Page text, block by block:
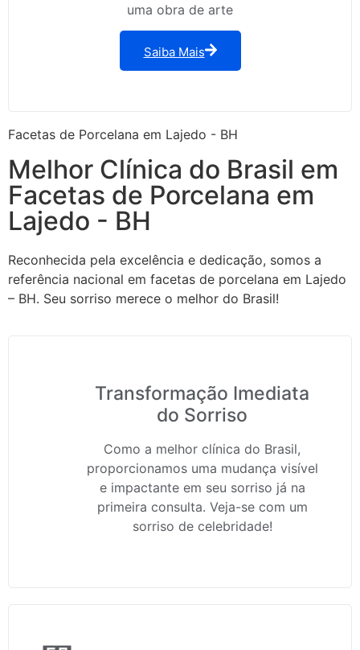
uma obra de arte
Saiba Mais
Facetas de Porcelana em Lajedo - BH
Melhor Clínica do Brasil em
Facetas de Porcelana em
Lajedo - BH
Reconhecida pela excelência e dedicação, somos a
referência nacional em facetas de porcelana em Lajedo
– BH. Seu sorriso merece o melhor do Brasil!
Transformação Imediata
do Sorriso
Como a melhor clínica do Brasil,
proporcionamos uma mudança visível
e impactante em seu sorriso já na
primeira consulta. Veja-se com um
sorriso de celebridade!